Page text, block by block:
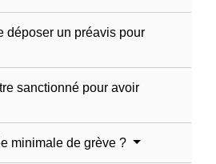
déposer un préavis pour
sanctionné pour avoir
minimale de grève ?